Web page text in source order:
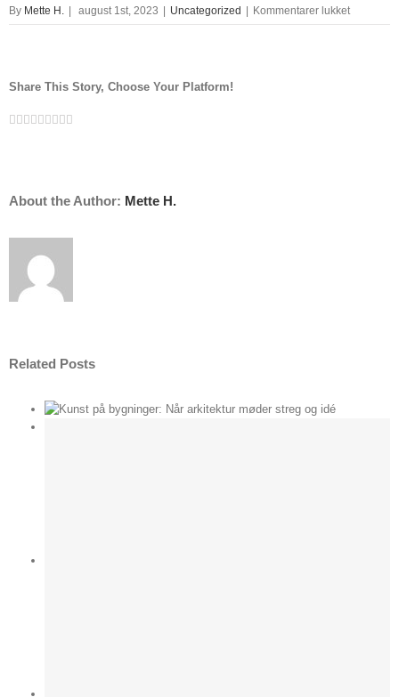
By Mette H. august 1st, 2023 Uncategorized Kommentarer lukkettil
historisk
Share This Story, Choose Your Platform!
Facebook
Twitter
Linkedin
Reddit
Tumblr
Google+
Pinterest
Vk
About the Author: Mette H.
Related Posts